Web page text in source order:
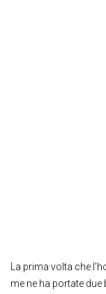
La prima volta che
me ne ha portate due